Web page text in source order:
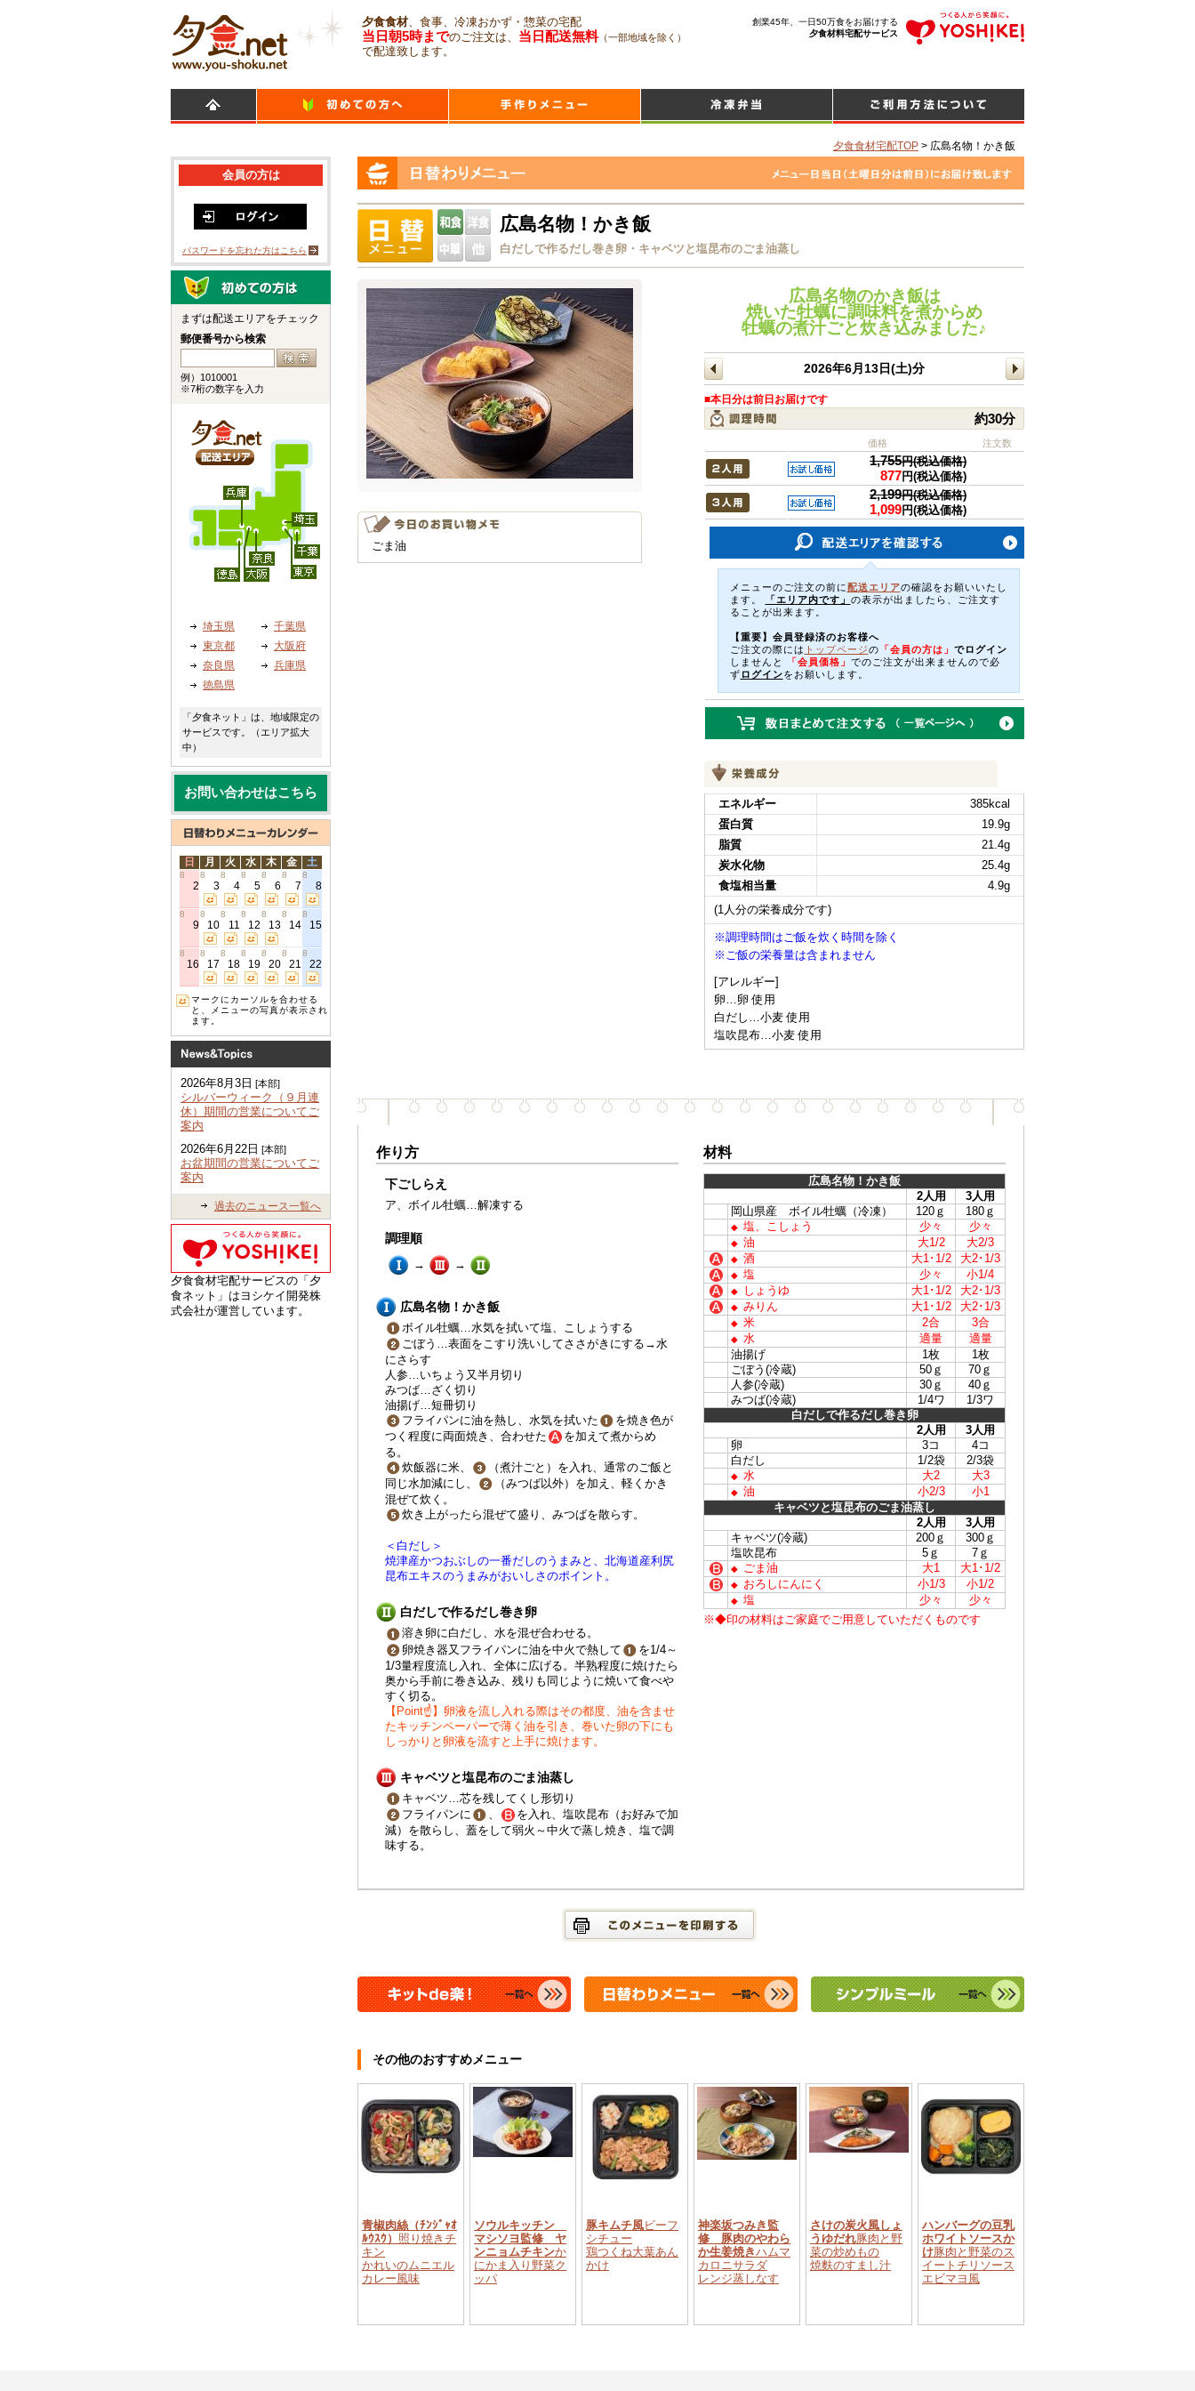
夕食食材、食事、冷凍おかず・惣菜の宅配
当日朝5時までのご注文は、 当日配送無料（一部地域を除く）
で配達致します。
創業45年、一日50万食をお届けする
夕食材料宅配サービス
夕食食材宅配TOP > 広島名物！かき飯
広島名物！かき飯
白だしで作るだし巻き卵・キャベツと塩昆布のごま油蒸し
広島名物のかき飯は
焼いた牡蠣に調味料を煮からめ
牡蠣の煮汁ごと炊き込みました♪
2026年6月13日(土)分
■本日分は前日お届けです
約30分
価格 注文数
1,755円(税込価格)
877円(税込価格)
2,199円(税込価格)
1,099円(税込価格)
メニューのご注文の前に配送エリアの確認をお願いいたし
ます。
「エリア内です」 の表示が出ましたら、ご注文す
ることが出来ます。
【重要】会員登録済のお客様へ
ご注文の際には トップページの 「会員の方は」 でログイン
しませんと
「会員価格」 でのご注文が出来ませんので必
ず ログインをお願いします。
エネルギー
385kcal
蛋白質
19.9g
脂質
21.4g
炭水化物
25.4g
食塩相当量
4.9g
(1人分の栄養成分です)
※調理時間はご飯を炊く時間を除く
※ご飯の栄養量は含まれません
[アレルギー]
卵…卵 使用
白だし…小麦 使用
塩吹昆布…小麦 使用
ごま油
材料
広島名物！かき飯
2人用
3人用
岡山県産 ボイル牡蠣（冷凍）
120ｇ 180ｇ
◆ 塩、こしょう 少々 少々
◆ 油 大1/2 大2/3
◆ 酒 大1･1/2 大2･1/3
◆ 塩 少々 小1/4
◆ しょうゆ 大1･1/2 大2･1/3
◆ みりん 大1･1/2 大2･1/3
◆ 米 2合 3合
◆ 水 適量
適量
油揚げ
1枚
1枚
ごぼう(冷蔵)
50ｇ
70ｇ
人参(冷蔵)
30ｇ
40ｇ
みつば(冷蔵)
1/4ワ
1/3ワ
白だしで作るだし巻き卵
2人用
3人用
卵
3コ
4コ
白だし
1/2袋 2/3袋
◆ 水 大2 大3
◆ 油 小2/3
小1
キャベツと塩昆布のごま油蒸し
2人用
3人用
キャベツ(冷蔵)
200ｇ
300ｇ
塩吹昆布
5ｇ 7ｇ
◆ ごま油 大1 大1･1/2
◆ おろしにんにく 小1/3 小1/2
◆ 塩 少々
少々
※◆印の材料はご家庭でご用意していただくものです
作り方
下ごしらえ
ア、ボイル牡蠣…解凍する
調理順
→ →
広島名物！かき飯
ボイル牡蠣…水気を拭いて塩、こしょうする
ごぼう…表面をこすり洗いしてささがきにする→水
にさらす
人参…いちょう又半月切り
みつば…ざく切り
油揚げ…短冊切り
フライパンに油を熱し、水気を拭いた
を焼き色が
つく程度に両面焼き、合わせた
を加えて煮からめ
る。
炊飯器に米、
（煮汁ごと）を入れ、通常のご飯と
同じ水加減にし、
（みつば以外）を加え、軽くかき
混ぜて炊く。
炊き上がったら混ぜて盛り、みつばを散らす。
＜白だし＞
焼津産かつおぶしの一番だしのうまみと、北海道産利尻
昆布エキスのうまみがおいしさのポイント。
白だしで作るだし巻き卵
溶き卵に白だし、水を混ぜ合わせる。
卵焼き器又フライパンに油を中火で熱して
を1/4～
1/3量程度流し入れ、全体に広げる。半熟程度に焼けたら
奥から手前に巻き込み、残りも同じように焼いて食べや
すく切る。
【Point☝】卵液を流し入れる際はその都度、油を含ませ
たキッチンペーパーで薄く油を引き、巻いた卵の下にも
しっかりと卵液を流すと上手に焼けます。
キャベツと塩昆布のごま油蒸し
キャベツ…芯を残してくし形切り
フライパンに
を入れ、塩吹昆布（お好みで加
減）を散らし、蓋をして弱火～中火で蒸し焼き、塩で調
味する。
その他のおすすめメニュー
青椒肉絲（ﾁﾝｼﾞｬｵ
ﾙｳｽｳ） 照り焼きチ
キン
かれいのムニエル
カレー風味
ソウルキッチン
マシソヨ監修 ヤ
ンニョムチキンか
にかま入り野菜ク
ッパ
豚キムチ風ビーフ
シチュー
鶏つくね大葉あん
かけ
神楽坂つみき監
修 豚肉のやわら
か生姜焼きハムマ
カロニサラダ
レンジ蒸しなす
さけの炭火風しょ
うゆだれ豚肉と野
菜の炒めもの
焼麩のすまし汁
ハンバーグの豆乳
ホワイトソースか
け豚肉と野菜のス
イートチリソース
エビマヨ風
会員の方は
パスワードを忘れた方はこちら
まずは配送エリアをチェック
郵便番号から検索
例）1010001
※7桁の数字を入力
埼玉県
千葉県
東京都
大阪府
奈良県
兵庫県
徳島県
「夕食ネット」は、地域限定の
サービスです。（エリア拡大
中）
お問い合わせはこちら
日 月 火 水 木 金 土
8
2
8
3
8
4
8
5
8
6
8
7
8
8
8
9
8
10
8
11
8
12
8
13
8
14
8
15
8
16
8
17
8
18
8
19
8
20
8
21
8
22
マークにカーソルを合わせる
と、メニューの写真が表示され
ます。
2026年8月3日 [本部]
シルバーウィーク（９月連
休）期間の営業についてご
案内
2026年6月22日 [本部]
お盆期間の営業についてご
案内
過去のニュース一覧へ
夕食食材宅配サービスの「夕
食ネット」はヨシケイ開発株
式会社が運営しています。